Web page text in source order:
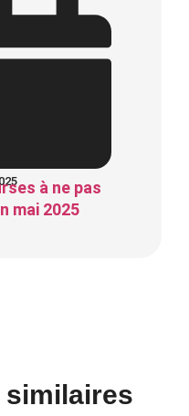
à ne pas
mai 2025
similaires